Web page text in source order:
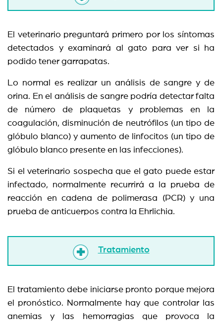
El veterinario preguntará primero por los síntomas
detectados y examinará al gato para ver si ha
podido tener garrapatas.
Lo normal es realizar un análisis de sangre y de
orina. En el análisis de sangre podría detectar falta
de número de plaquetas y problemas en la
coagulación, disminución de neutrófilos (un tipo de
glóbulo blanco) y aumento de linfocitos (un tipo de
glóbulo blanco presente en las infecciones).
Si el veterinario sospecha que el gato puede estar
infectado, normalmente recurrirá a la prueba de
reacción en cadena de polimerasa (PCR) y una
prueba de anticuerpos contra la Ehrlichia.
Tratamiento
El tratamiento debe iniciarse pronto porque mejora
el pronóstico. Normalmente hay que controlar las
anemias y las hemorragias que provoca la